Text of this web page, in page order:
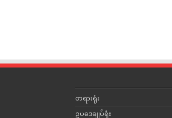
တရားရုံး
ဥပဒေချုပ်ရုံး